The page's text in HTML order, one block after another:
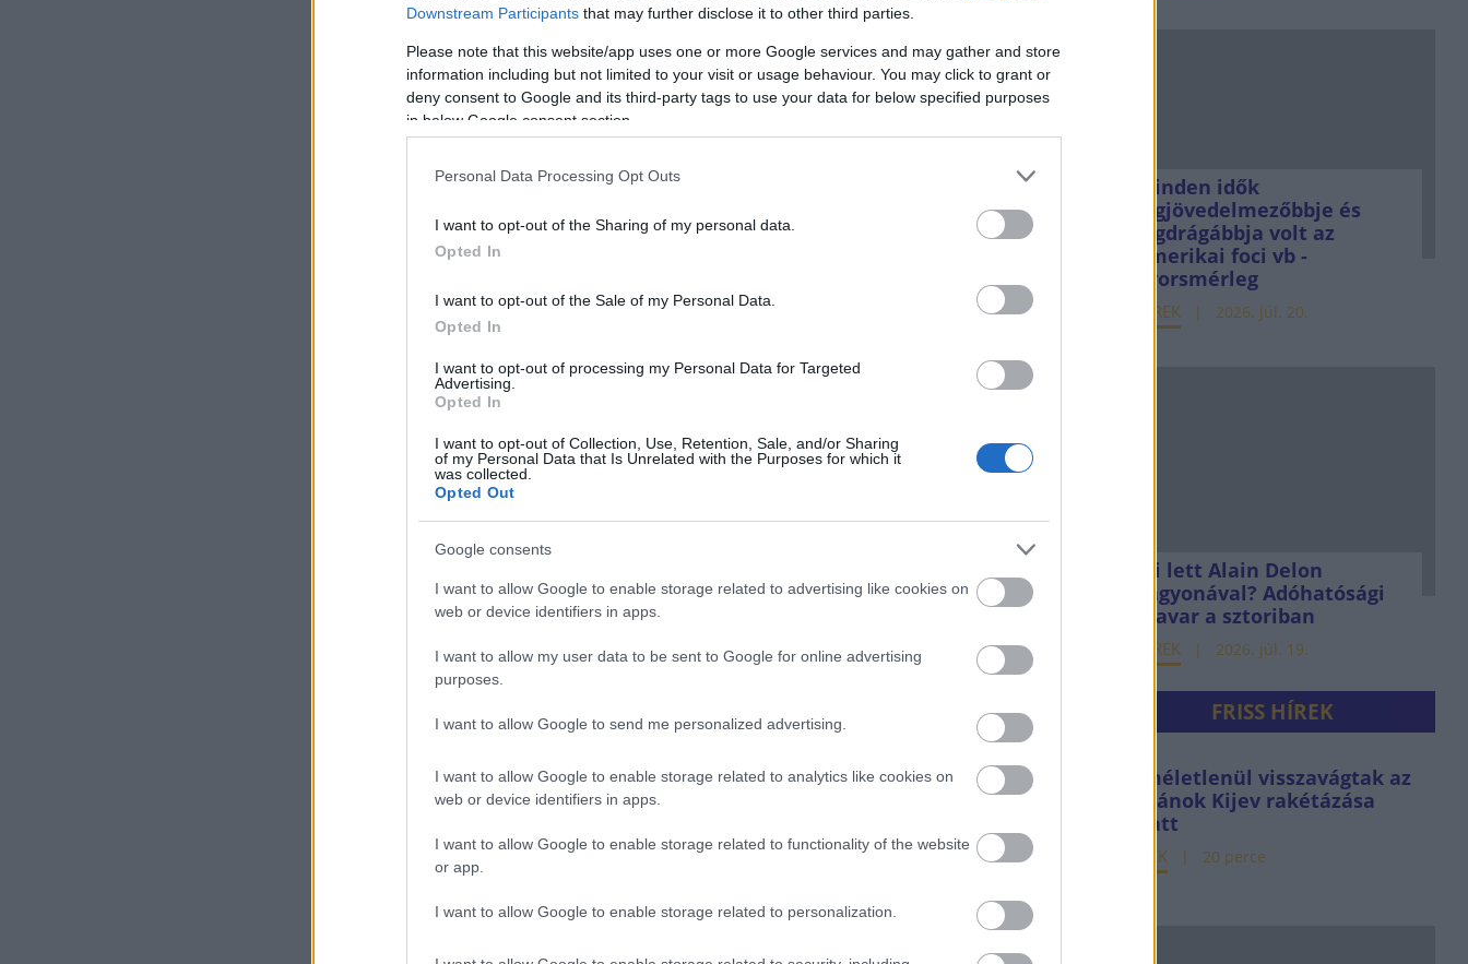
Downstream Participants that may further disclose it to other third parties.
Please note that this website/app uses one or more Google services and may gather and store
information including but not limited to your visit or usage behaviour. You may click to grant or
deny consent to Google and its third-party tags to use your data for below specified purposes
in below Google consent section.
Personal Data Processing Opt Outs
I want to opt-out of the Sharing of my personal data.
Opted In
I want to opt-out of the Sale of my Personal Data.
Opted In
I want to opt-out of processing my Personal Data for Targeted
Advertising.
Opted In
I want to opt-out of Collection, Use, Retention, Sale, and/or Sharing
of my Personal Data that Is Unrelated with the Purposes for which it
was collected.
Opted Out
Google consents
I want to allow Google to enable storage related to advertising like cookies on
web or device identifiers in apps.
I want to allow my user data to be sent to Google for online advertising
purposes.
I want to allow Google to send me personalized advertising.
I want to allow Google to enable storage related to analytics like cookies on
web or device identifiers in apps.
I want to allow Google to enable storage related to functionality of the website
or app.
I want to allow Google to enable storage related to personalization.
Minden idők
legjövedelmezőbbje és
legdrágábbja volt az
amerikai foci vb -
gyorsmérleg
HÍREK 2026. júl. 20.
Mi lett Alain Delon
vagyonával? Adóhatósági
csavar a sztoriban
HÍREK 2026. júl. 19.
FRISS HÍREK
Kíméletlenül visszavágtak az
ukránok Kijev rakétázása
miatt
HÍREK 20 perce